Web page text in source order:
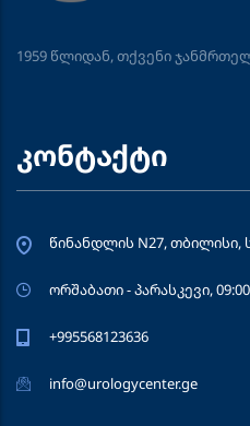
1959 წლიდან, თქვენი
კონტაქტი
წინანდლის N27,
ორშაბათი - პარასკევი, 09:00
+995568123636
info@urologycenter.ge